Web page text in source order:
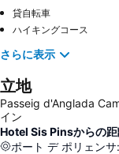
貸自転車
ハイキングコース
さらに表示
立地
Passeig d'Anglada
イン
Hotel Sis Pinsからの
ポート デ ポリェンサ: